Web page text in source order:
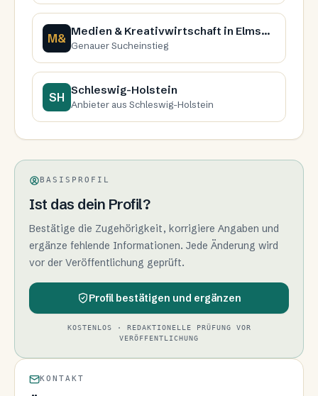
M& Medien & Kreativwirtschaft in Elmshorn
Genauer Sucheinstieg
SH Schleswig-Holstein
Anbieter aus Schleswig-Holstein
BASISPROFIL
Ist das dein Profil?
Bestätige die Zugehörigkeit, korrigiere Angaben und
ergänze fehlende Informationen. Jede Änderung wird
vor der Veröffentlichung geprüft.
Profil bestätigen und ergänzen
KOSTENLOS · REDAKTIONELLE PRÜFUNG VOR
VERÖFFENTLICHUNG
KONTAKT